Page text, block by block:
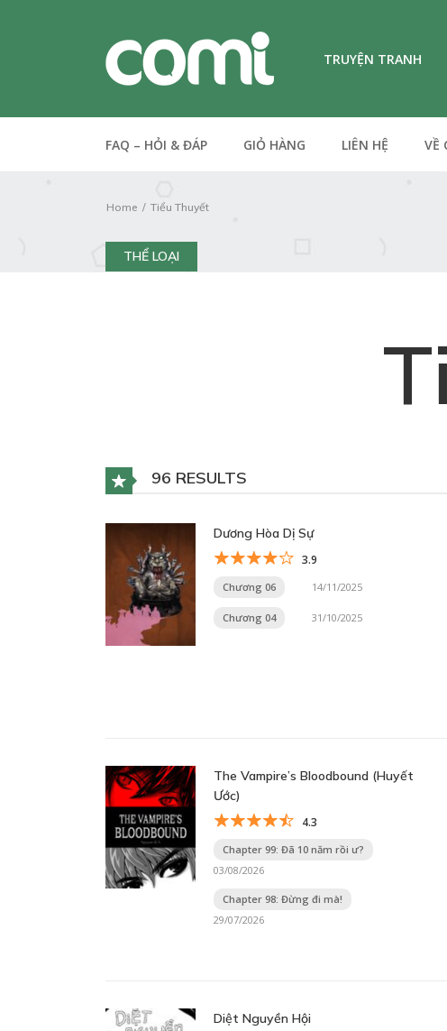
TRUYỆN TRANH
FAQ – HỎI & ĐÁP GIỎ HÀNG LIÊN HỆ VỀ
Home Tiểu Thuyết
THỂ LOẠI
96 RESULTS
Dương Hòa Dị Sự
3.9
Chương 06 14/11/2025
Chương 04 31/10/2025
The Vampire’s Bloodbound (Huyết
Ước)
4.3
Chapter 99: Đã 10 năm rồi ư?
03/08/2026
Chapter 98: Đừng đi mà!
29/07/2026
Diệt Nguyền Hội